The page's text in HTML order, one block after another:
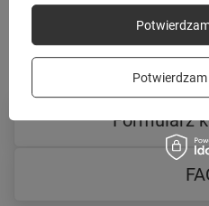
Formularz